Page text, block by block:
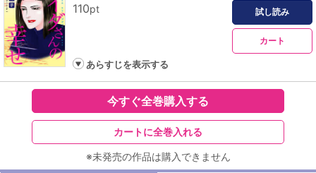
110pt 試し読み
カート
あらすじを表示する
今すぐ全巻購入する
カートに全巻入れる
※未発売の作品は購入できません